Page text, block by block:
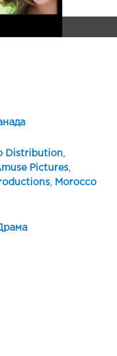
Distribution
Pictures,
,
Morocco